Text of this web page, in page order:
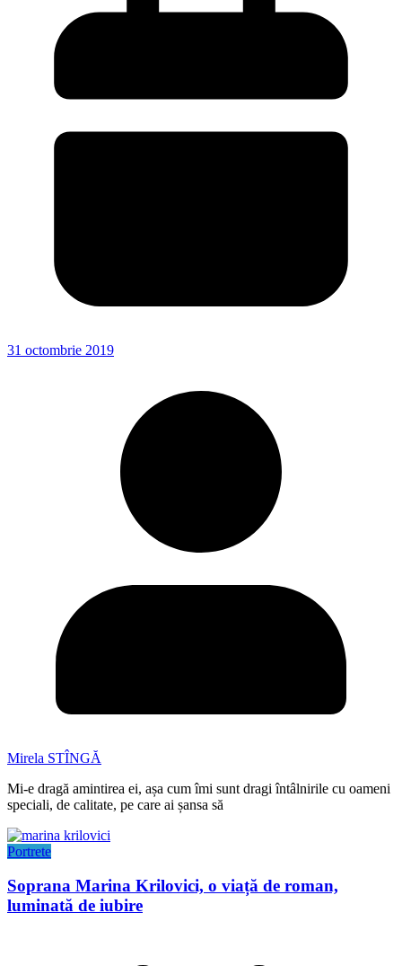
31 octombrie 2019
Mirela STÎNGĂ
Mi-e dragă amintirea ei, așa cum îmi sunt dragi întâlnirile cu oameni
speciali, de calitate, pe care ai șansa să
Portrete
Soprana Marina Krilovici, o viață de roman,
luminată de iubire